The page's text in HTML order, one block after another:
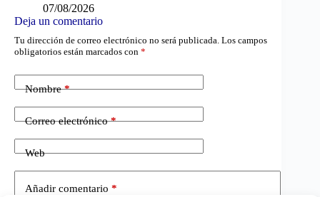
07/08/2026
Deja un comentario
Tu dirección de correo electrónico no será publicada. Los campos
obligatorios están marcados con *
Nombre*
Correo electrónico*
Web
Añadir comentario *